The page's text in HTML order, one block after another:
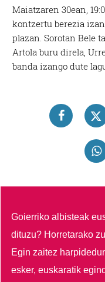
Maiatzaren 30ean,
kontzertu berezia
plazan. Sorotan Bele
Artola buru direla,
banda izango dute
Goierriko albisteak
dituzu? Horretarako
Egin zaitez
esker, euskaratik